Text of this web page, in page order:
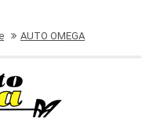
AUTO OMEGA